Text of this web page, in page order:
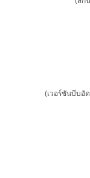
(เวอร์ชันบีบอั